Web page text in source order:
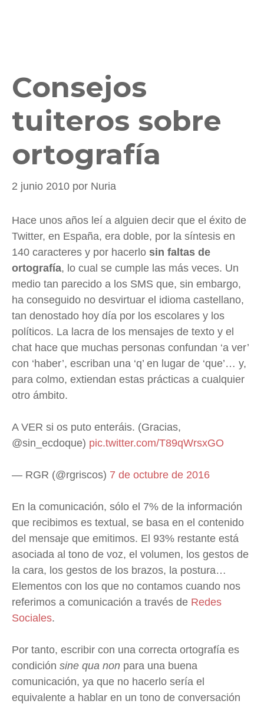
Consejos
tuiteros sobre
ortografía
2 junio 2010 por Nuria
Hace unos años leí a alguien decir que el éxito de
Twitter, en España, era doble, por la síntesis en
140 caracteres y por hacerlo sin faltas de
ortografía, lo cual se cumple las más veces. Un
medio tan parecido a los SMS que, sin embargo,
ha conseguido no desvirtuar el idioma castellano,
tan denostado hoy día por los escolares y los
políticos. La lacra de los mensajes de texto y el
chat hace que muchas personas confundan ‘a ver’
con ‘haber’, escriban una ‘q’ en lugar de ‘que’… y,
para colmo, extiendan estas prácticas a cualquier
otro ámbito.
A VER si os puto enteráis. (Gracias,
@sin_ecdoque) pic.twitter.com/T89qWrsxGO
— RGR (@rgriscos) 7 de octubre de 2016
En la comunicación, sólo el 7% de la información
que recibimos es textual, se basa en el contenido
del mensaje que emitimos. El 93% restante está
asociada al tono de voz, el volumen, los gestos de
la cara, los gestos de los brazos, la postura…
Elementos con los que no contamos cuando nos
referimos a comunicación a través de Redes
Sociales.
Por tanto, escribir con una correcta ortografía es
condición sine qua non para una buena
comunicación, ya que no hacerlo sería el
equivalente a hablar en un tono de conversación